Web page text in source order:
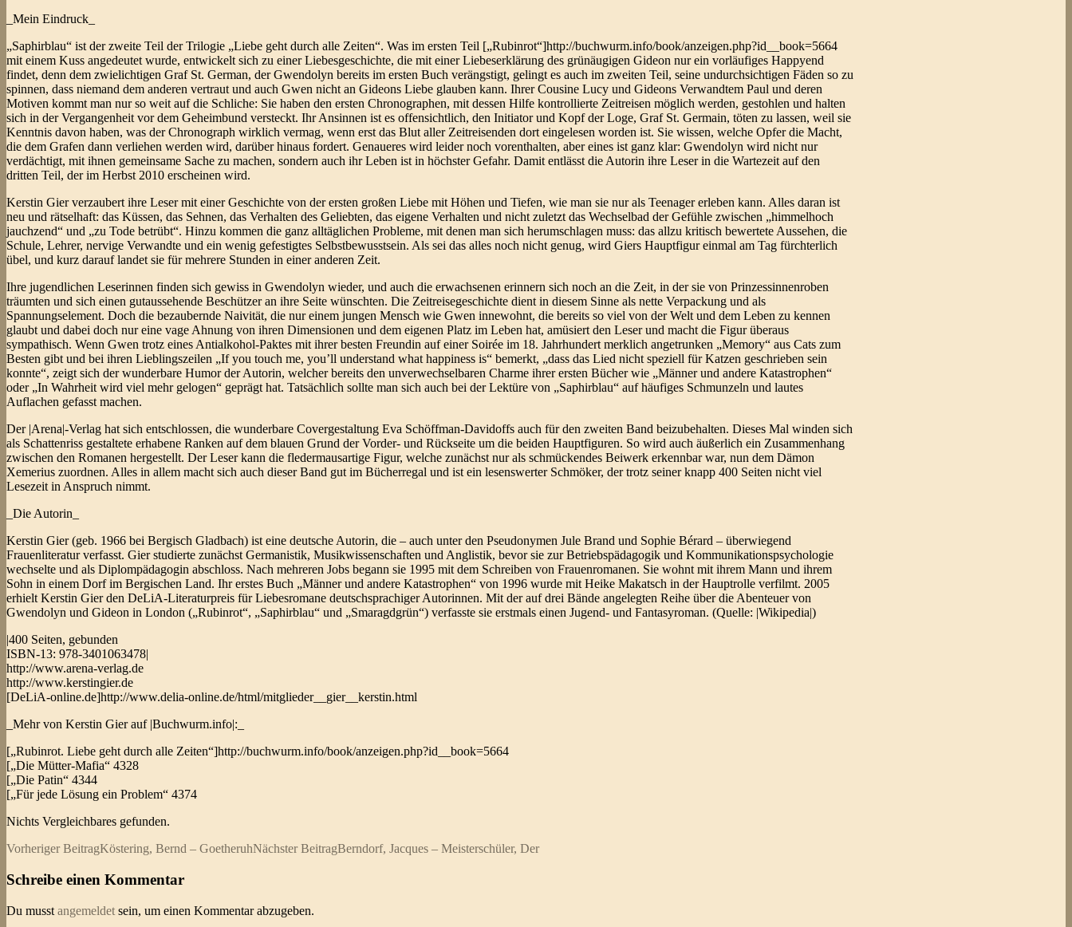
_Mein Eindruck_
„Saphirblau“ ist der zweite Teil der Trilogie „Liebe geht durch alle Zeiten“. Was im ersten Teil [„Rubinrot“]http://buchwurm.info/book/anzeigen.php?id__book=5664
mit einem Kuss angedeutet wurde, entwickelt sich zu einer Liebesgeschichte, die mit einer Liebeserklärung des grünäugigen Gideon nur ein vorläufiges Happyend
findet, denn dem zwielichtigen Graf St. German, der Gwendolyn bereits im ersten Buch verängstigt, gelingt es auch im zweiten Teil, seine undurchsichtigen Fäden so zu
spinnen, dass niemand dem anderen vertraut und auch Gwen nicht an Gideons Liebe glauben kann. Ihrer Cousine Lucy und Gideons Verwandtem Paul und deren
Motiven kommt man nur so weit auf die Schliche: Sie haben den ersten Chronographen, mit dessen Hilfe kontrollierte Zeitreisen möglich werden, gestohlen und halten
sich in der Vergangenheit vor dem Geheimbund versteckt. Ihr Ansinnen ist es offensichtlich, den Initiator und Kopf der Loge, Graf St. Germain, töten zu lassen, weil sie
Kenntnis davon haben, was der Chronograph wirklich vermag, wenn erst das Blut aller Zeitreisenden dort eingelesen worden ist. Sie wissen, welche Opfer die Macht,
die dem Grafen dann verliehen werden wird, darüber hinaus fordert. Genaueres wird leider noch vorenthalten, aber eines ist ganz klar: Gwendolyn wird nicht nur
verdächtigt, mit ihnen gemeinsame Sache zu machen, sondern auch ihr Leben ist in höchster Gefahr. Damit entlässt die Autorin ihre Leser in die Wartezeit auf den
dritten Teil, der im Herbst 2010 erscheinen wird.
Kerstin Gier verzaubert ihre Leser mit einer Geschichte von der ersten großen Liebe mit Höhen und Tiefen, wie man sie nur als Teenager erleben kann. Alles daran ist
neu und rätselhaft: das Küssen, das Sehnen, das Verhalten des Geliebten, das eigene Verhalten und nicht zuletzt das Wechselbad der Gefühle zwischen „himmelhoch
jauchzend“ und „zu Tode betrübt“. Hinzu kommen die ganz alltäglichen Probleme, mit denen man sich herumschlagen muss: das allzu kritisch bewertete Aussehen, die
Schule, Lehrer, nervige Verwandte und ein wenig gefestigtes Selbstbewusstsein. Als sei das alles noch nicht genug, wird Giers Hauptfigur einmal am Tag fürchterlich
übel, und kurz darauf landet sie für mehrere Stunden in einer anderen Zeit.
Ihre jugendlichen Leserinnen finden sich gewiss in Gwendolyn wieder, und auch die erwachsenen erinnern sich noch an die Zeit, in der sie von Prinzessinnenroben
träumten und sich einen gutaussehende Beschützer an ihre Seite wünschten. Die Zeitreisegeschichte dient in diesem Sinne als nette Verpackung und als
Spannungselement. Doch die bezaubernde Naivität, die nur einem jungen Mensch wie Gwen innewohnt, die bereits so viel von der Welt und dem Leben zu kennen
glaubt und dabei doch nur eine vage Ahnung von ihren Dimensionen und dem eigenen Platz im Leben hat, amüsiert den Leser und macht die Figur überaus
sympathisch. Wenn Gwen trotz eines Antialkohol-Paktes mit ihrer besten Freundin auf einer Soirée im 18. Jahrhundert merklich angetrunken „Memory“ aus Cats zum
Besten gibt und bei ihren Lieblingszeilen „If you touch me, you’ll understand what happiness is“ bemerkt, „dass das Lied nicht speziell für Katzen geschrieben sein
konnte“, zeigt sich der wunderbare Humor der Autorin, welcher bereits den unverwechselbaren Charme ihrer ersten Bücher wie „Männer und andere Katastrophen“
oder „In Wahrheit wird viel mehr gelogen“ geprägt hat. Tatsächlich sollte man sich auch bei der Lektüre von „Saphirblau“ auf häufiges Schmunzeln und lautes
Auflachen gefasst machen.
Der |Arena|-Verlag hat sich entschlossen, die wunderbare Covergestaltung Eva Schöffman-Davidoffs auch für den zweiten Band beizubehalten. Dieses Mal winden sich
als Schattenriss gestaltete erhabene Ranken auf dem blauen Grund der Vorder- und Rückseite um die beiden Hauptfiguren. So wird auch äußerlich ein Zusammenhang
zwischen den Romanen hergestellt. Der Leser kann die fledermausartige Figur, welche zunächst nur als schmückendes Beiwerk erkennbar war, nun dem Dämon
Xemerius zuordnen. Alles in allem macht sich auch dieser Band gut im Bücherregal und ist ein lesenswerter Schmöker, der trotz seiner knapp 400 Seiten nicht viel
Lesezeit in Anspruch nimmt.
_Die Autorin_
Kerstin Gier (geb. 1966 bei Bergisch Gladbach) ist eine deutsche Autorin, die – auch unter den Pseudonymen Jule Brand und Sophie Bérard – überwiegend
Frauenliteratur verfasst. Gier studierte zunächst Germanistik, Musikwissenschaften und Anglistik, bevor sie zur Betriebspädagogik und Kommunikationspsychologie
wechselte und als Diplompädagogin abschloss. Nach mehreren Jobs begann sie 1995 mit dem Schreiben von Frauenromanen. Sie wohnt mit ihrem Mann und ihrem
Sohn in einem Dorf im Bergischen Land. Ihr erstes Buch „Männer und andere Katastrophen“ von 1996 wurde mit Heike Makatsch in der Hauptrolle verfilmt. 2005
erhielt Kerstin Gier den DeLiA-Literaturpreis für Liebesromane deutschsprachiger Autorinnen. Mit der auf drei Bände angelegten Reihe über die Abenteuer von
Gwendolyn und Gideon in London („Rubinrot“, „Saphirblau“ und „Smaragdgrün“) verfasste sie erstmals einen Jugend- und Fantasyroman. (Quelle: |Wikipedia|)
|400 Seiten, gebunden
ISBN-13: 978-3401063478|
http://www.arena-verlag.de
http://www.kerstingier.de
[DeLiA-online.de]http://www.delia-online.de/html/mitglieder__gier__kerstin.html
_Mehr von Kerstin Gier auf |Buchwurm.info|:_
[„Rubinrot. Liebe geht durch alle Zeiten“]http://buchwurm.info/book/anzeigen.php?id__book=5664
[„Die Mütter-Mafia“ 4328
[„Die Patin“ 4344
[„Für jede Lösung ein Problem“ 4374
Nichts Vergleichbares gefunden.
Beitragsnavigation
Vorheriger BeitragKöstering, Bernd – GoetheruhNächster BeitragBerndorf, Jacques – Meisterschüler, Der
Schreibe einen Kommentar
Du musst angemeldet sein, um einen Kommentar abzugeben.